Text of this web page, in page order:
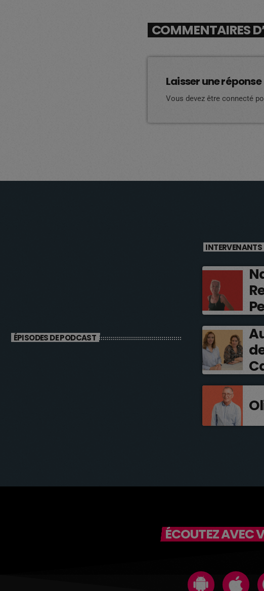
COMMENTAIRES
Laisser une réponse
Vous devez être connecté
ÉPISODES DE PODCAST
INTERVENANTS
ÉCOUTEZ AVEC